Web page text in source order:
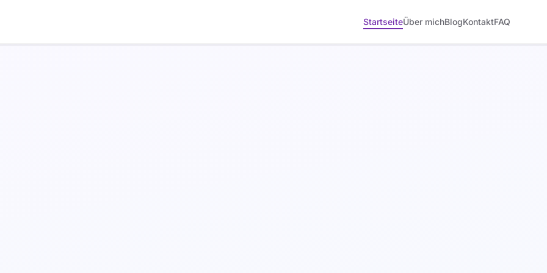
StartseiteÜber michBlogKontaktFAQ